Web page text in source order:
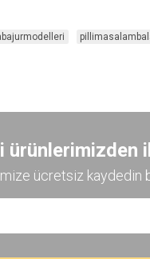
ürünlerimizden
ücretsiz kaydedin